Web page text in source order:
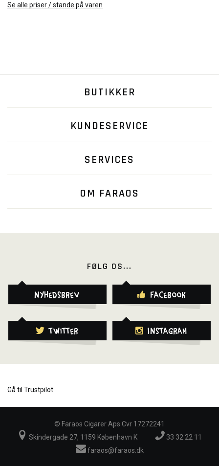
Se alle priser / stande på varen
BUTIKKER
KUNDESERVICE
SERVICES
OM FARAOS
FØLG OS...
Nyhedsbrev Facebook
Twitter Instagram
Gå til Trustpilot
© Faraos Cigarer Aps Cvr 17272241
Skindergade 27, 1159 København K
33 32 22 11
faraos@faraos.dk